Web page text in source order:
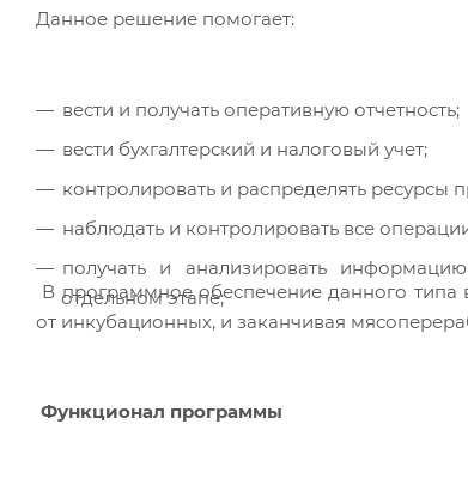
Данное решение помогает:
вести и получать оперативную отчетность;
вести бухгалтерский и налоговый учет;
контролировать и распределять ресурсы
наблюдать и контролировать все
получать и анализировать
отдельном этапе;
В программное обеспечение данного типа
от инкубационных, и заканчивая
Функционал программы